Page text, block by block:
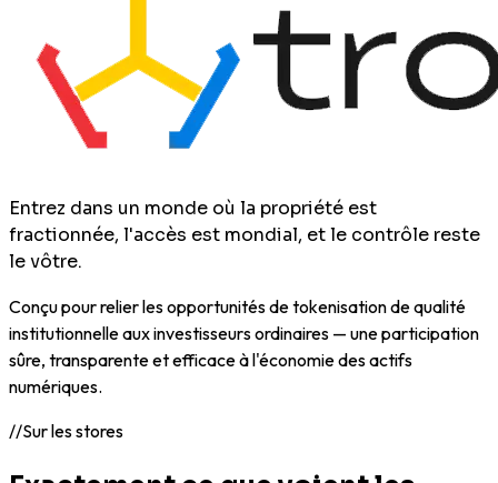
Entrez dans un monde où la propriété est
fractionnée, l'accès est mondial, et le contrôle reste
le vôtre.
Conçu pour relier les opportunités de tokenisation de qualité
institutionnelle aux investisseurs ordinaires — une participation
sûre, transparente et efficace à l'économie des actifs
numériques.
//Sur les stores